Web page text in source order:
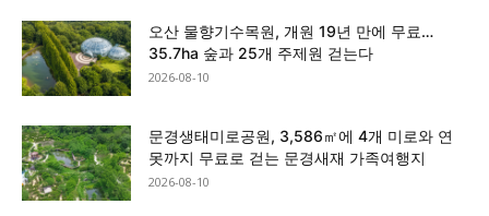
오산 물향기수목원, 개원 19년 만에 무료…
35.7ha 숲과 25개 주제원 걷는다
2026-08-10
문경생태미로공원, 3,586㎡에 4개 미로와 연
못까지 무료로 걷는 문경새재 가족여행지
2026-08-10